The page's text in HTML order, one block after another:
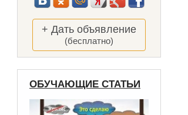
+ Дать объявление
(бесплатно)
ОБУЧАЮЩИЕ СТАТЬИ